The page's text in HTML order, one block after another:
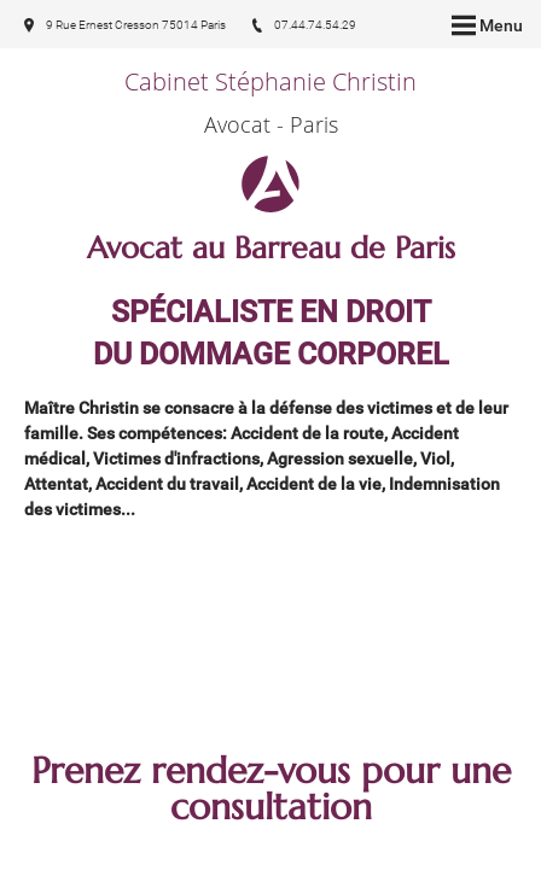
Menu
Cabinet Stéphanie Christin
Avocat - Paris
9 Rue Ernest Cresson 75014 Paris 07.44.74.54.29
Avocat au Barreau de Paris
SPÉCIALISTE EN DROIT
DU DOMMAGE CORPOREL
Maître Christin se consacre à la défense des victimes et de leur
famille.Ses compétences: Accident de la route, Accident
médical, Victimes d'infractions, Agression sexuelle, Viol,
Attentat, Accident du travail, Accident de la vie, Indemnisation
des victimes...
Prenez rendez-vous pour une
consultation